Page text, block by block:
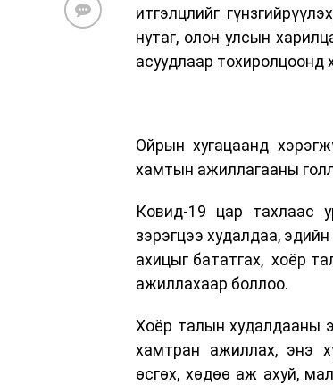
итгэлцлийг
нутаг, олон улсын
асуудлаар тохиролцоонд
Ойрын хугацаанд
хамтын ажиллагааны
Ковид-19 цар тахлаас
зэрэгцээ худалдаа,
ахицыг бататгах, хоёр
ажиллахаар боллоо.
Хоёр талын худалдааны
хамтран ажиллах, энэ
өсгөх, хөдөө аж ахуй,